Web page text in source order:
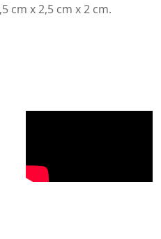
cm x 2,5 cm x 2 cm.